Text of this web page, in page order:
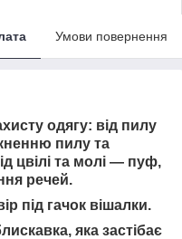
Умови повернення
одягу: від пилу
пилу та
цвілі та молі ― пуф,
речей.
під гачок вішалки.
яка застібає